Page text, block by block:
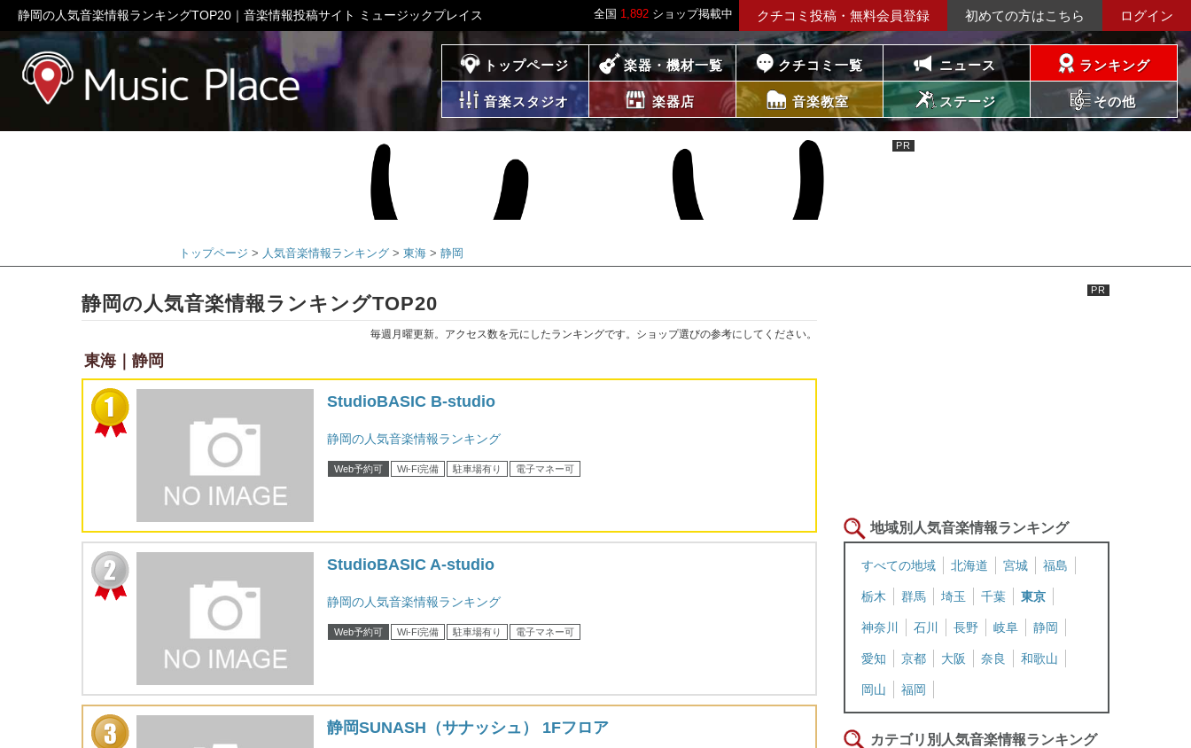
全国 1,892 ショップ掲載中 クチコミ投稿・無料会員登録 初めての方はこちら ログイン
静岡の人気音楽情報ランキングTOP20｜音楽情報投稿サイト ミュージックプレイス
ミュージックプレイス トップページ 楽器・機材一覧 クチコミ一覧 ニュース ランキング
音楽スタジオ 楽器店 音楽教室 ステージ その他
トップページ 人気音楽情報ランキング 東海 静岡
静岡の人気音楽情報ランキングTOP20
毎週月曜更新。アクセス数を元にしたランキングです。ショップ選びの参考にしてください。
東海｜静岡
StudioBASIC B-studio
静岡の人気音楽情報ランキング
Web予約可 Wi-Fi完備 駐車場有り 電子マネー可
StudioBASIC A-studio
静岡の人気音楽情報ランキング
Web予約可 Wi-Fi完備 駐車場有り 電子マネー可
静岡SUNASH（サナッシュ） 1Fフロア
地域別人気音楽情報ランキング
すべての地域 北海道 宮城 福島
栃木 群馬 埼玉 千葉 東京
神奈川 石川 長野 岐阜 静岡
愛知 京都 大阪 奈良 和歌山
岡山 福岡
カテゴリ別人気音楽情報ランキング